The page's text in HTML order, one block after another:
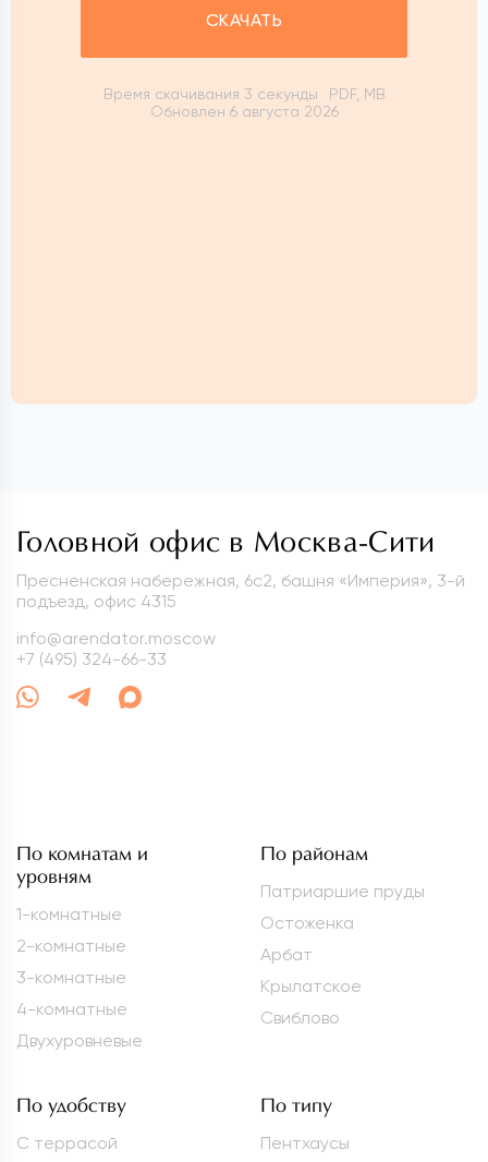
СКАЧАТЬ
Время скачивания 3 секунды
PDF, MB
Обновлен 6 августа 2026
Головной офис в Москва-Сити
Пресненская набережная, 6с2, башня «Империя», 3-й
подъезд, офис 4315
info@arendator.moscow
+7 (495) 324-66-33
По комнатам и
уровням
1-комнатные
2-комнатные
3-комнатные
4-комнатные
Двухуровневые
По районам
Патриаршие пруды
Остоженка
Арбат
Крылатское
Свиблово
По удобству
С террасой
По типу
Пентхаусы